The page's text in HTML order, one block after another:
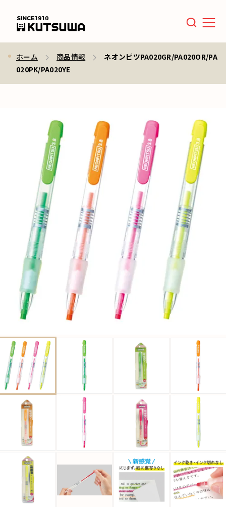
Menu
ホーム 商品情報
ネオンピツPA020GR/PA020OR/PA
020PK/PA020YE